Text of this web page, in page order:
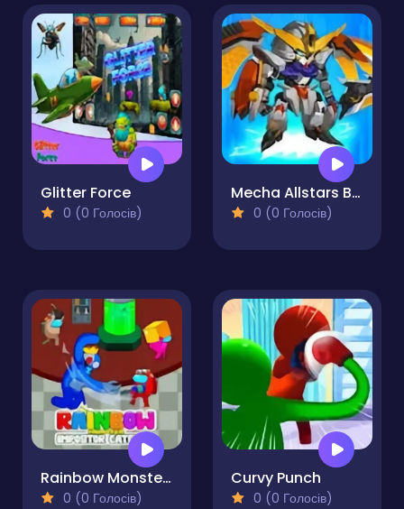
Glitter Force
0 (0 Голосів)
Mecha Allstars Battle Royale
0 (0 Голосів)
Rainbow Monster Impostor Catcher
0 (0 Голосів)
Curvy Punch
0 (0 Голосів)